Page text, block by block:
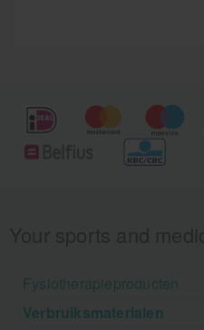
Fysiotherapieproducten
Verbruiksmaterialen